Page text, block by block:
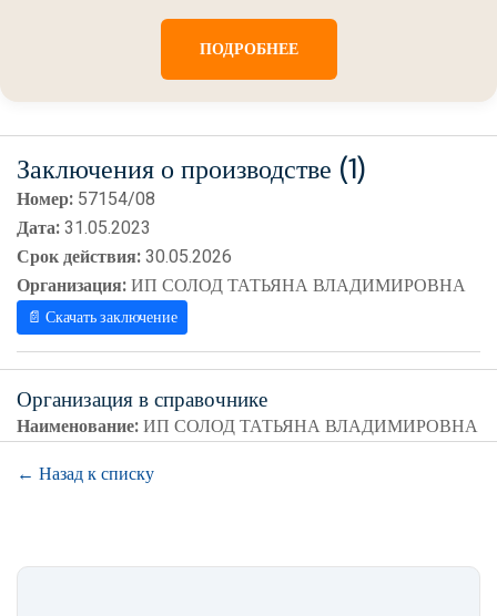
ПОДРОБНЕЕ
Заключения о производстве (1)
Номер: 57154/08
Дата:31.05.2023
Срок действия:30.05.2026
Организация:ИП СОЛОД ТАТЬЯНА ВЛАДИМИРОВНА
📄 Скачать заключение
Организация в справочнике
Наименование:ИП СОЛОД ТАТЬЯНА ВЛАДИМИРОВНА
← Назад к списку